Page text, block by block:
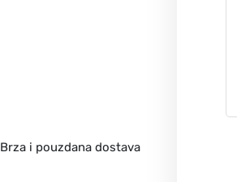
Brza i pouzdana dostava